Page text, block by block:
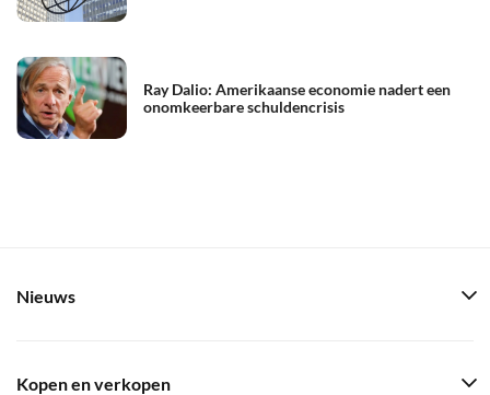
Ray Dalio: Amerikaanse economie nadert een
onomkeerbare schuldencrisis
Nieuws
Kopen en verkopen